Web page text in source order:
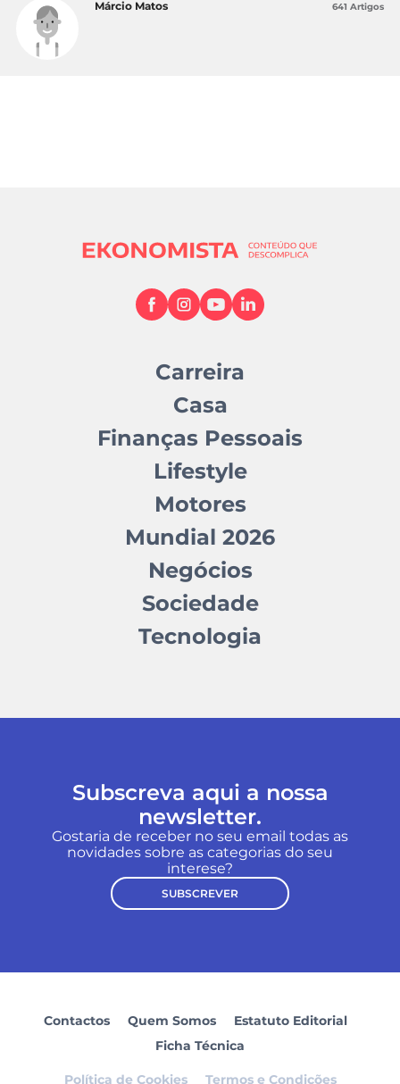
Márcio Matos 641 Artigos
Carreira
Casa
Finanças Pessoais
Lifestyle
Motores
Mundial 2026
Negócios
Sociedade
Tecnologia
Subscreva aqui a nossa
newsletter.
Gostaria de receber no seu email todas as
novidades sobre as categorias do seu
interese?
SUBSCREVER
Contactos Quem Somos
Estatuto Editorial
Ficha Técnica
Política de Cookies Termos e Condições